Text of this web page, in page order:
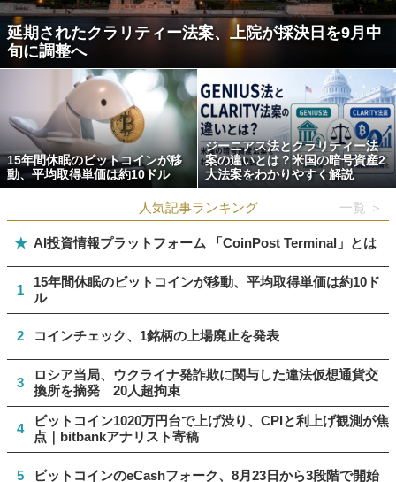
延期されたクラリティー法案、上院が採決日を9月中
旬に調整へ
15年間休眠のビットコインが移
動、平均取得単価は約10ドル
ジーニアス法とクラリティー法
案の違いとは？米国の暗号資産2
大法案をわかりやすく解説
人気記事ランキング 一覧 ＞
★ AI投資情報プラットフォーム 「CoinPost Terminal」とは
1
15年間休眠のビットコインが移動、平均取得単価は約10ド
ル
2 コインチェック、1銘柄の上場廃止を発表
3
ロシア当局、ウクライナ発詐欺に関与した違法仮想通貨交
換所を摘発 20人超拘束
4
ビットコイン1020万円台で上げ渋り、CPIと利上げ観測が焦
点｜bitbankアナリスト寄稿
5 ビットコインのeCashフォーク、8月23日から3段階で開始